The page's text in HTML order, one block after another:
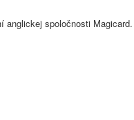
anglickej spoločnosti Magicard.